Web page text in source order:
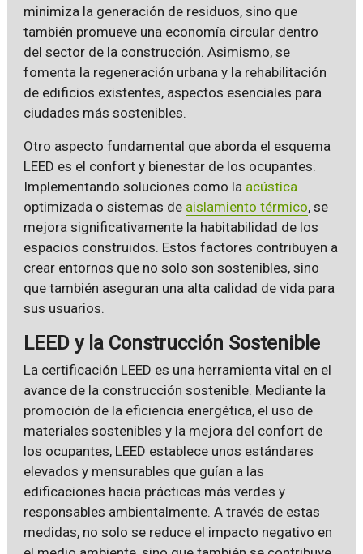
minimiza la generación de residuos, sino que
también promueve una economía circular dentro
del sector de la construcción. Asimismo, se
fomenta la regeneración urbana y la rehabilitación
de edificios existentes, aspectos esenciales para
ciudades más sostenibles.
Otro aspecto fundamental que aborda el esquema
LEED es el confort y bienestar de los ocupantes.
Implementando soluciones como la acústica
optimizada o sistemas de aislamiento térmico, se
mejora significativamente la habitabilidad de los
espacios construidos. Estos factores contribuyen a
crear entornos que no solo son sostenibles, sino
que también aseguran una alta calidad de vida para
sus usuarios.
LEED y la Construcción Sostenible
La certificación LEED es una herramienta vital en el
avance de la construcción sostenible. Mediante la
promoción de la eficiencia energética, el uso de
materiales sostenibles y la mejora del confort de
los ocupantes, LEED establece unos estándares
elevados y mensurables que guían a las
edificaciones hacia prácticas más verdes y
responsables ambientalmente. A través de estas
medidas, no solo se reduce el impacto negativo en